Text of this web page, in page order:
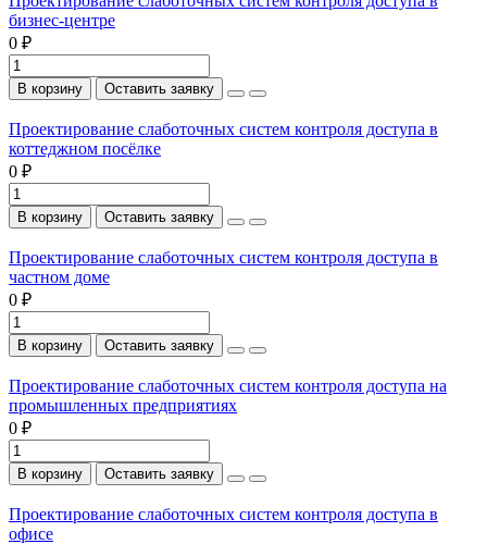
бизнес-центре
0 ₽
В корзину Оставить заявку
Проектирование слаботочных систем контроля доступа в
коттеджном посёлке
0 ₽
В корзину Оставить заявку
Проектирование слаботочных систем контроля доступа в
частном доме
0 ₽
В корзину Оставить заявку
Проектирование слаботочных систем контроля доступа на
промышленных предприятиях
0 ₽
В корзину Оставить заявку
Проектирование слаботочных систем контроля доступа в
офисе